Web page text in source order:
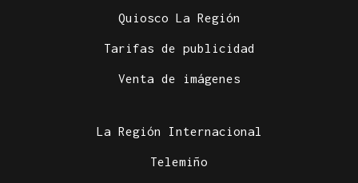
Quiosco La Región
Tarifas de publicidad
Venta de imágenes
La Región Internacional
Telemiño